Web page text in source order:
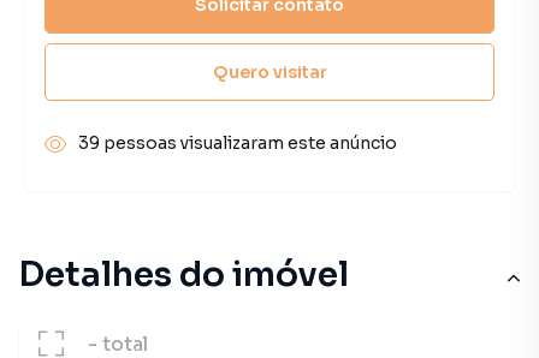
Detalhes do imóvel
- total
Quero visitar
39 pessoas visualizaram este anúncio